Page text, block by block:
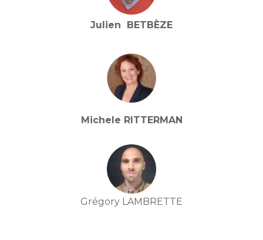
Julien BETBÈZE
Michele RITTERMAN
Grégory LAMBRETTE